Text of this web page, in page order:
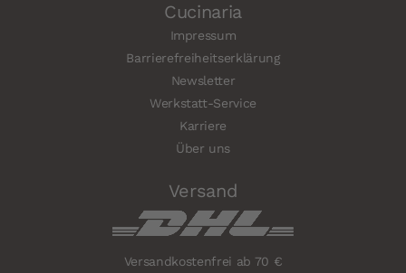
Cucinaria
Impressum
Barrierefreiheitserklärung
Newsletter
Werkstatt-Service
Karriere
Über uns
Versand
Versandkostenfrei ab 70 €